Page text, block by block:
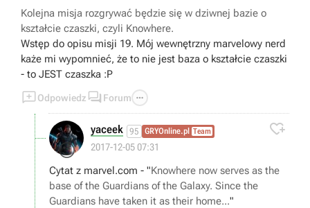
Kolejna misja rozgrywać będzie się w dziwnej bazie o
kształcie czaszki, czyli Knowhere.
Wstęp do opisu misji 19. Mój wewnętrzny marvelowy nerd
każe mi wypomnieć, że to nie jest baza o kształcie czaszki
- to JEST czaszka :P
Odpowiedz  Forum 
😉
yaceek 95 GRYOnline.pl Team
2017-12-05 07:31

Cytat z marvel.com - "Knowhere now serves as the
base of the Guardians of the Galaxy. Since the
Guardians have taken it as their home..."